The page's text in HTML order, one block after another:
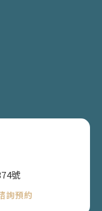
號
詢預約